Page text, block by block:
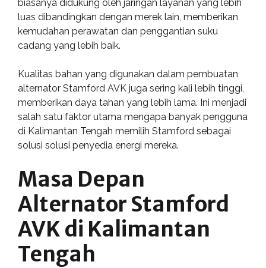
biasanya didukung oleh jaringan layanan yang lebih
luas dibandingkan dengan merek lain, memberikan
kemudahan perawatan dan penggantian suku
cadang yang lebih baik.
Kualitas bahan yang digunakan dalam pembuatan
alternator Stamford AVK juga sering kali lebih tinggi,
memberikan daya tahan yang lebih lama. Ini menjadi
salah satu faktor utama mengapa banyak pengguna
di Kalimantan Tengah memilih Stamford sebagai
solusi solusi penyedia energi mereka.
Masa Depan
Alternator Stamford
AVK di Kalimantan
Tengah